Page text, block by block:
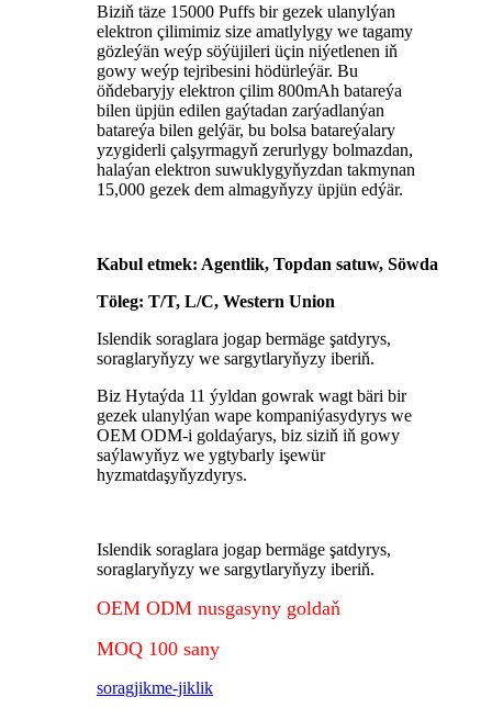
Biziň täze 15000 Puffs bir gezek ulanylýan
elektron çilimimiz size amatlylygy we tagamy
gözleýän weýp söýüjileri üçin niýetlenen iň
gowy weýp tejribesini hödürleýär. Bu
öňdebaryjy elektron çilim 800mAh batareýa
bilen üpjün edilen gaýtadan zarýadlanýan
batareýa bilen gelýär, bu bolsa batareýalary
yzygiderli çalşyrmagyň zerurlygy bolmazdan,
halaýan elektron suwuklygyňyzdan takmynan
15,000 gezek dem almagyňyzy üpjün edýär.
Kabul etmek: Agentlik, Topdan satuw, Söwda
Töleg: T/T, L/C, Western Union
Islendik soraglara jogap bermäge şatdyrys,
soraglaryňyzy we sargytlaryňyzy iberiň.
Biz Hytaýda 11 ýyldan gowrak wagt bäri bir
gezek ulanylýan wape kompaniýasydyrys we
OEM ODM-i goldaýarys, biz siziň iň gowy
saýlawyňyz we ygtybarly işewür
hyzmatdaşyňyzdyrys.
Islendik soraglara jogap bermäge şatdyrys,
soraglaryňyzy we sargytlaryňyzy iberiň.
OEM ODM nusgasyny goldaň
MOQ 100 sany
soragjikme-jiklik